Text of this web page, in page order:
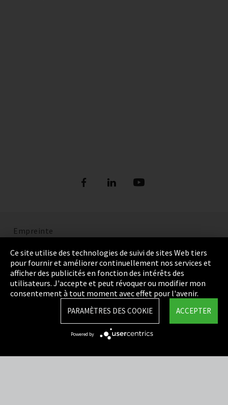
Empreinte
Politique de confidentialité
Cookie Settings
Termes et Conditions
Integrity Line
Ce site utilise des technologies de suivi de sites Web tiers
pour fournir et améliorer continuellement nos services et
afficher des publicités en fonction des intérêts des
utilisateurs. J'accepte et peut révoquer ou modifier mon
consentement à tout moment avec effet pour l'avenir.
ACCEPTER
PARAMÈTRES DES COOKIE
Powered by